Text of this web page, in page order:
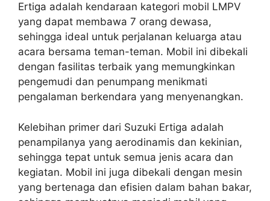
Ertiga adalah kendaraan kategori mobil LMPV
yang dapat membawa 7 orang dewasa,
sehingga ideal untuk perjalanan keluarga atau
acara bersama teman-teman. Mobil ini dibekali
dengan fasilitas terbaik yang memungkinkan
pengemudi dan penumpang menikmati
pengalaman berkendara yang menyenangkan.
Kelebihan primer dari Suzuki Ertiga adalah
penampilanya yang aerodinamis dan kekinian,
sehingga tepat untuk semua jenis acara dan
kegiatan. Mobil ini juga dibekali dengan mesin
yang bertenaga dan efisien dalam bahan bakar,